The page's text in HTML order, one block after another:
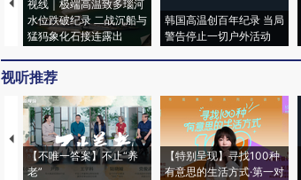
视线｜极端高温致多瑙河
水位跌破纪录 二战沉船与
猛犸象化石接连露出
韩国高温创百年纪录 当局
警告停止一切户外活动
视听推荐
【不唯一答案】不止“养
老”
【特别呈现】寻找100种
有意思的生活方式·第一对